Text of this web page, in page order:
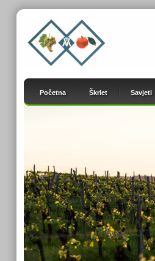
Početna Škrlet Savjeti